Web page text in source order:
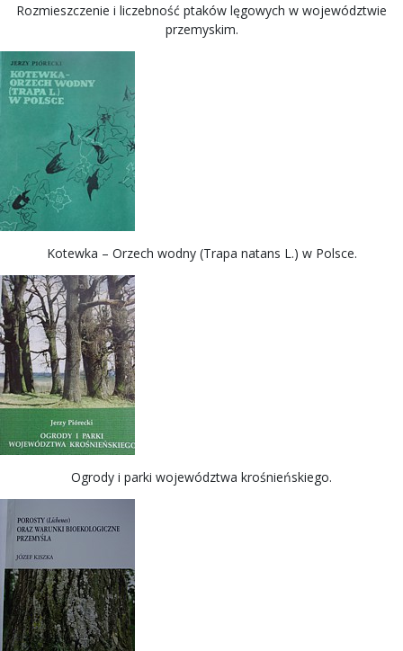
Rozmieszczenie i liczebność ptaków lęgowych w województwie
przemyskim.
Kotewka – Orzech wodny (Trapa natans L.) w Polsce.
Ogrody i parki województwa krośnieńskiego.